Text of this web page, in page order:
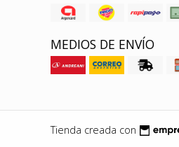
MEDIOS DE ENVÍO
Tienda creada con